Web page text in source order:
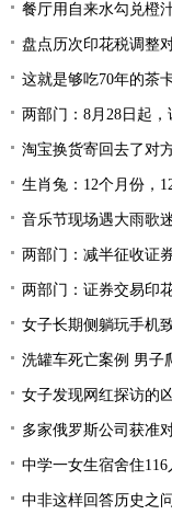
餐厅用自来水勾兑橙
盘点历次印花税调整
这就是够吃70年的茶
两部门：8月28日起
淘宝换货寄回去了对
生肖兔：12个月份，
音乐节现场遇大雨歌
两部门：减半征收证
两部门：证券交易印
女子长期侧躺玩手机
洗罐车死亡案例 男子
女子发现网红探访的
多家俄罗斯公司获准
中学一女生宿舍住
中非这样回答历史之